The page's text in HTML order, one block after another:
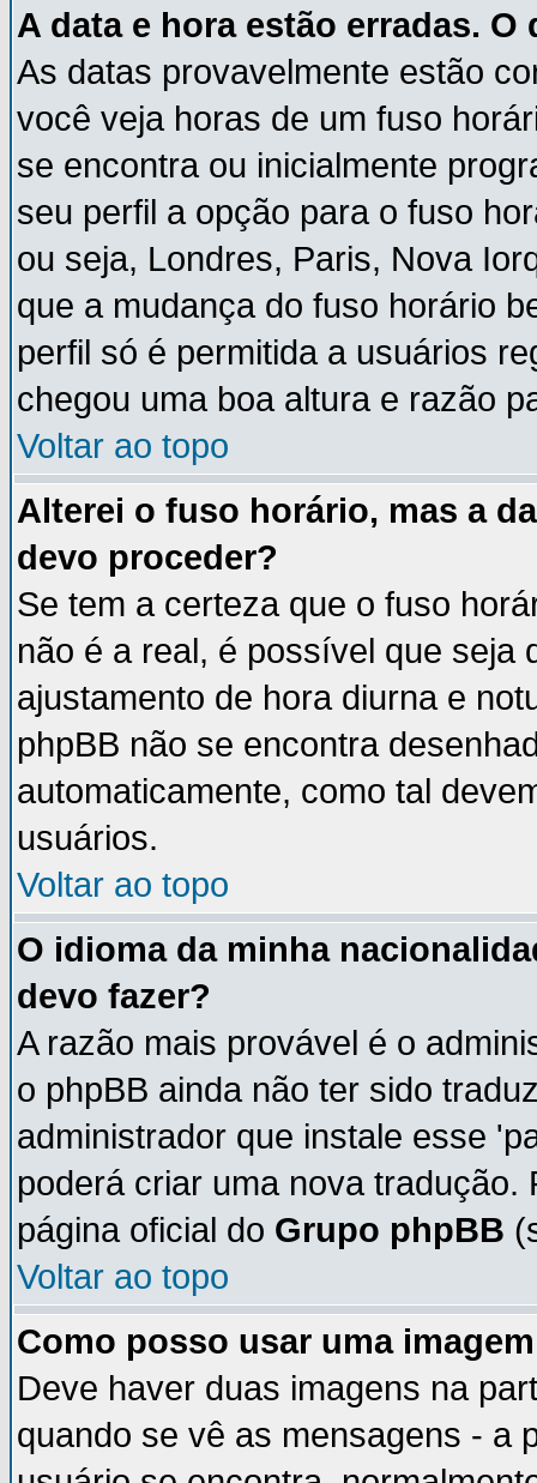
A data e hora estão erradas. O
As datas provavelmente estão
você veja horas de um fuso
se encontra ou inicialmente
seu perfil a opção para o fuso
ou seja, Londres, Paris, Nova
que a mudança do fuso horário
perfil só é permitida a usuários
chegou uma boa altura e razão
Voltar ao topo
Alterei o fuso horário, mas a
devo proceder?
Se tem a certeza que o fuso
não é a real, é possível que seja
ajustamento de hora diurna e
phpBB não se encontra
automaticamente, como tal
usuários.
Voltar ao topo
O idioma da minha
devo fazer?
A razão mais provável é o
o phpBB ainda não ter sido
administrador que instale esse
poderá criar uma nova
página oficial do Grupo phpBB
Voltar ao topo
Como posso usar uma
Deve haver duas imagens na
quando se vê as mensagens - a